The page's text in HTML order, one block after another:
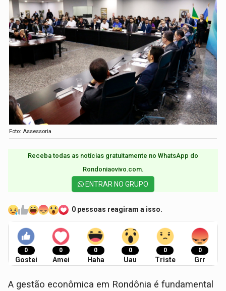
Foto: Assessoria
Receba todas as notícias gratuitamente no WhatsApp do
Rondoniaovivo.com.​
ENTRAR NO GRUPO
0 pessoas reagiram a isso.
0
Gostei
0
Amei
0
Haha
0
Uau
0
Triste
0
Grr
A gestão econômica em Rondônia é fundamental